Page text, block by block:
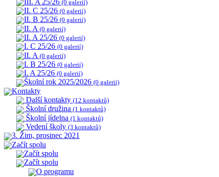
(0 galerií)
II. C 25/26 (0 galerií)
II. B 25/26 (0 galerií)
II. A (0 galerií)
II. A 25/26 (0 galerií)
I. C 25/26 (0 galerií)
II. A (0 galerií)
I. B 25/26 (0 galerií)
I. A 25/26 (0 galerií)
Školní rok 2025/2026 (0 galerií)
Kontakty
Další kontakty (12 kontaktů)
Školní družina (1 kontaktů)
Školní jídelna (1 kontaktů)
Vedení školy (3 kontaktů)
3. Žim, prosinec 2021
Začít spolu
Začít spolu
Začít spolu
O programu